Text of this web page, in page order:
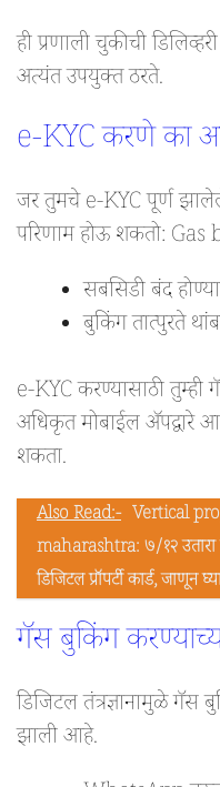
ही प्रणाली चुकीची
अत्यंत उपयुक्त ठरते.
e-KYC करणे का
जर तुमचे e-KYC पूर्ण
परिणाम होऊ शकतो:
सबसिडी बंद
बुकिंग तात्पुरते
e-KYC करण्यासाठी
अधिकृत मोबाईल ॲपद्वारे
शकता.
Also Read:- Vertical
maharashtra: ७/१२
डिजिटल प्रॉपर्टी कार्ड, जाणून
गॅस बुकिंग
डिजिटल तंत्रज्ञानामुळे गॅस
झाली आहे.